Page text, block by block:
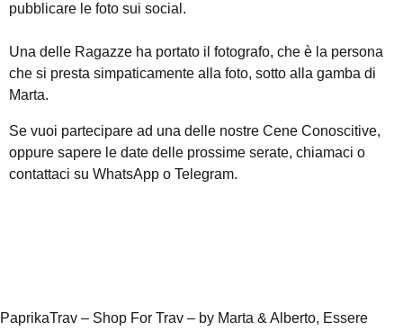
pubblicare le foto sui social.
Una delle Ragazze ha portato il fotografo, che è la persona
che si presta simpaticamente alla foto, sotto alla gamba di
Marta.
Se vuoi partecipare ad una delle nostre Cene Conoscitive,
oppure sapere le date delle prossime serate, chiamaci o
contattaci su WhatsApp o Telegram.
PaprikaTrav – Shop For Trav – by Marta & Alberto, Essere